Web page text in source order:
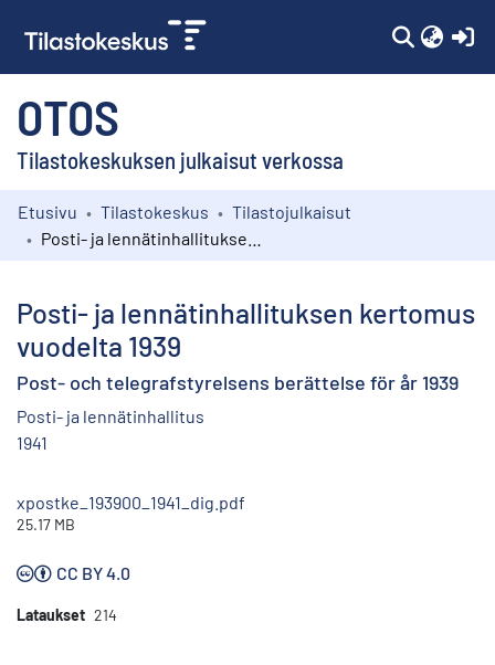
OTOS
Tilastokeskuksen julkaisut verkossa
Kokoelmat
Etusivu Tilastokeskus
Tilastojulkaisut
Posti- ja lennätinhallituksen kertomus
vuodelta 1939
Post- och telegrafstyrelsens berättelse för år 1939
Posti- ja lennätinhallitus
1941
xpostke_193900_1941_dig.pdf
25.17 MB
CC BY 4.0
Lataukset 214